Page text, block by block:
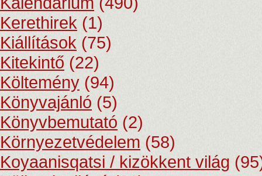
Kerethirek (1)
Kiállítások (75)
Kitekintő (22)
Költemény (94)
Könyvajánló (5)
Könyvbemutató (2)
Környezetvédelem (58)
Koyaanisqatsi / kizökkent világ